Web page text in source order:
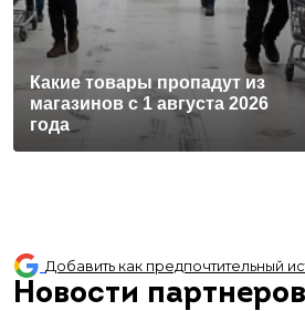
Какие товары пропадут из
магазинов с 1 августа 2026
года
Добавить как предпочтительный
Новости партнеров